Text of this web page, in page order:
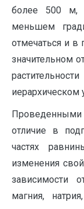
более 500 м,
меньшем
отмечаться и в
значительном
иерархическом
отличие в
частях
изменения
зависимости
магния,